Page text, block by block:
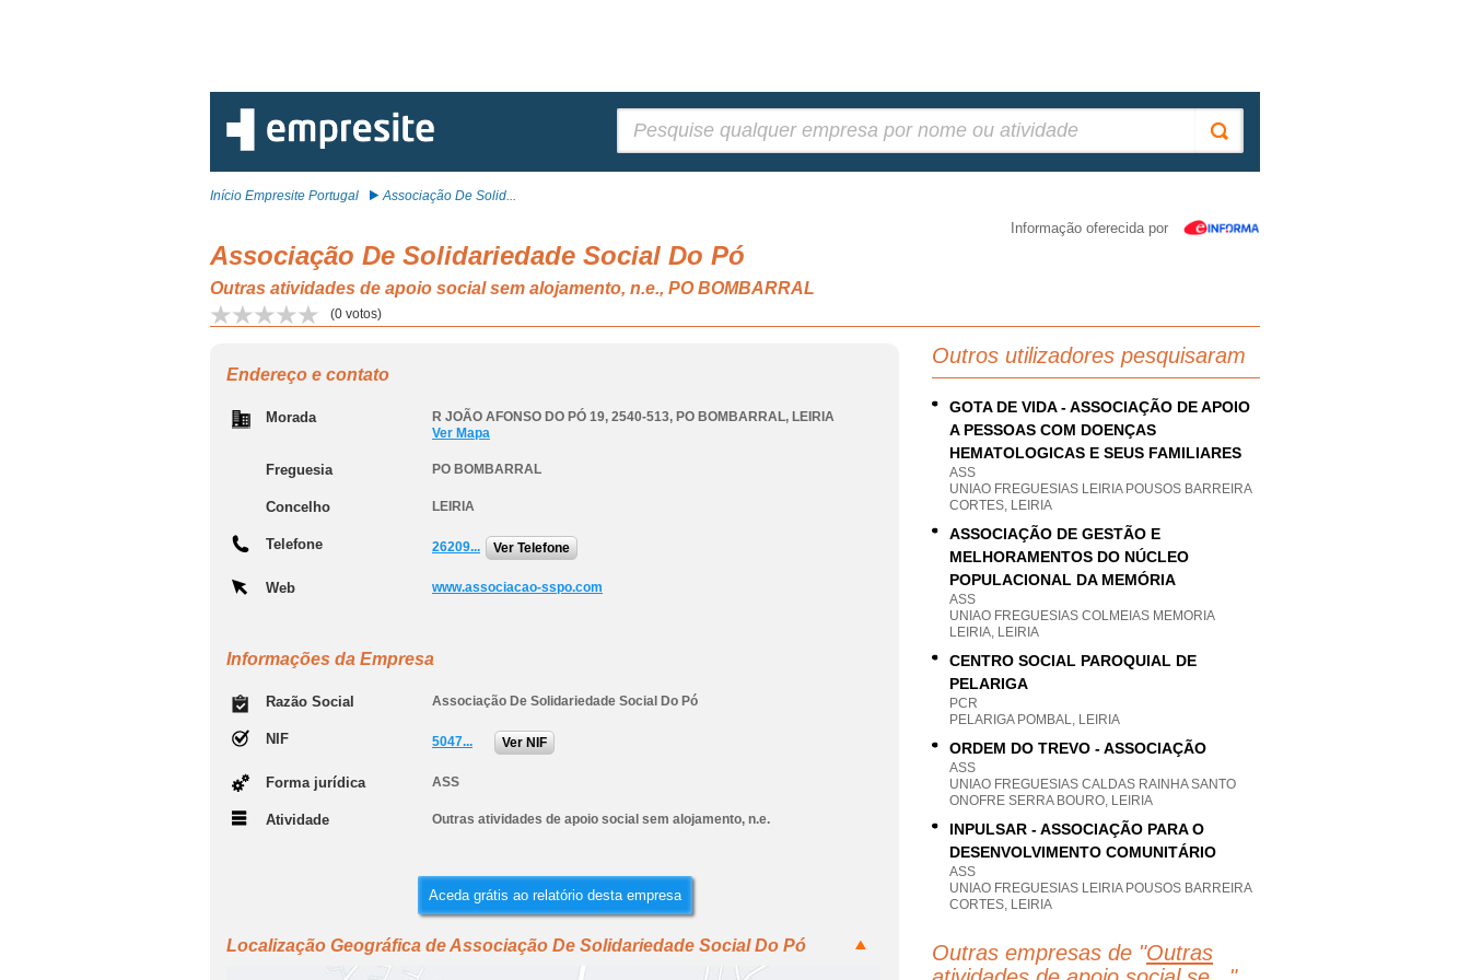
Início Empresite Portugal Associação De Solid...
Informação oferecida por
Associação De Solidariedade Social Do Pó
Outras atividades de apoio social sem alojamento, n.e., PO BOMBARRAL
(0 votos)
Endereço e contato
Morada R JOÃO AFONSO DO PÓ 19, 2540-513, PO BOMBARRAL, LEIRIA
Ver Mapa
Freguesia PO BOMBARRAL
Concelho LEIRIA
Telefone 26209... Ver Telefone
Web www.associacao-sspo.com
Informações da Empresa
Razão Social Associação De Solidariedade Social Do Pó
NIF 5047... Ver NIF
Forma jurídica ASS
Atividade Outras atividades de apoio social sem alojamento, n.e.
Aceda grátis ao relatório desta empresa
Localização Geográfica de Associação De Solidariedade Social Do Pó
Outros utilizadores pesquisaram
GOTA DE VIDA - ASSOCIAÇÃO DE APOIO
A PESSOAS COM DOENÇAS
HEMATOLOGICAS E SEUS FAMILIARES
ASS
UNIAO FREGUESIAS LEIRIA POUSOS BARREIRA
CORTES, LEIRIA
ASSOCIAÇÃO DE GESTÃO E
MELHORAMENTOS DO NÚCLEO
POPULACIONAL DA MEMÓRIA
ASS
UNIAO FREGUESIAS COLMEIAS MEMORIA
LEIRIA, LEIRIA
CENTRO SOCIAL PAROQUIAL DE
PELARIGA
PCR
PELARIGA POMBAL, LEIRIA
ORDEM DO TREVO - ASSOCIAÇÃO
ASS
UNIAO FREGUESIAS CALDAS RAINHA SANTO
ONOFRE SERRA BOURO, LEIRIA
INPULSAR - ASSOCIAÇÃO PARA O
DESENVOLVIMENTO COMUNITÁRIO
ASS
UNIAO FREGUESIAS LEIRIA POUSOS BARREIRA
CORTES, LEIRIA
Outras empresas de "Outras